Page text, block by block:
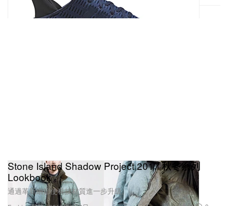
Stone Island Shadow Project 2017 秋冬系列
Lookbook
通過革新細節使科技材質進一步升級。